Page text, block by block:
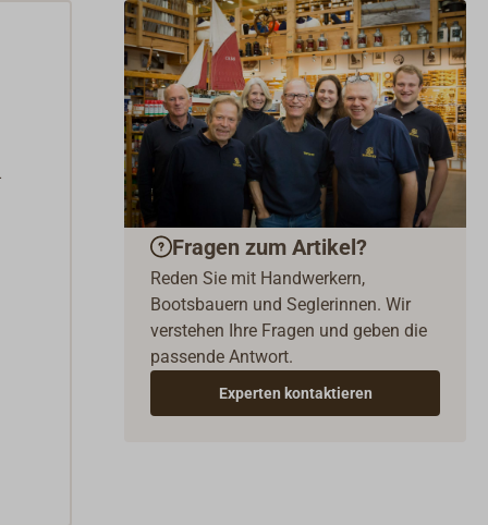
Fragen zum Artikel?
Reden Sie mit Handwerkern,
Bootsbauern und Seglerinnen. Wir
verstehen Ihre Fragen und geben die
passende Antwort.
Experten kontaktieren